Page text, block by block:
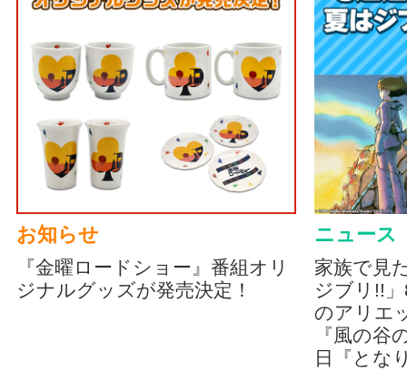
お知らせ
『金曜ロードショー』番組オリ
ジナルグッズが発売決定！
ニュース
家族で見
ジブリ!!
のアリエ
『風の谷
日『とな